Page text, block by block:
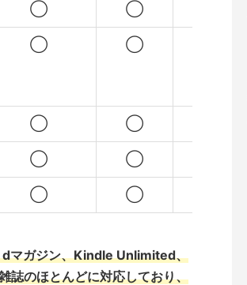
◯ ◯
◯ ◯
◯ ◯
◯ ◯
◯ ◯
dマガジン、Kindle Unlimited、
誌のほとんどに対応しており、